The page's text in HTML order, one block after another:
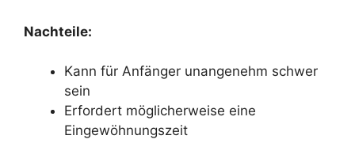
Nachteile:
Kann für Anfänger unangenehm schwer
sein
Erfordert möglicherweise eine
Eingewöhnungszeit